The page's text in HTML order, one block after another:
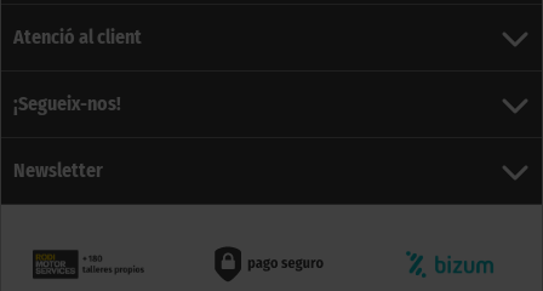
Atenció al client
¡Segueix-nos!
Newsletter